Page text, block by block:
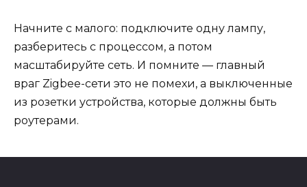
Начните с малого: подключите одну лампу,
разберитесь с процессом, а потом
масштабируйте сеть. И помните — главный
враг Zigbee-сети это не помехи, а выключенные
из розетки устройства, которые должны быть
роутерами.